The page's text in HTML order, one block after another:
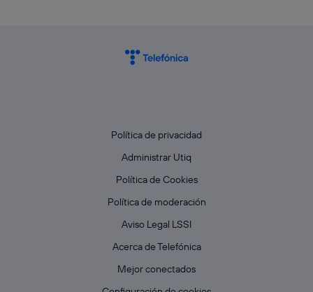
Política de privacidad
Administrar Utiq
Política de Cookies
Política de moderación
Aviso Legal LSSI
Acerca de Telefónica
Mejor conectados